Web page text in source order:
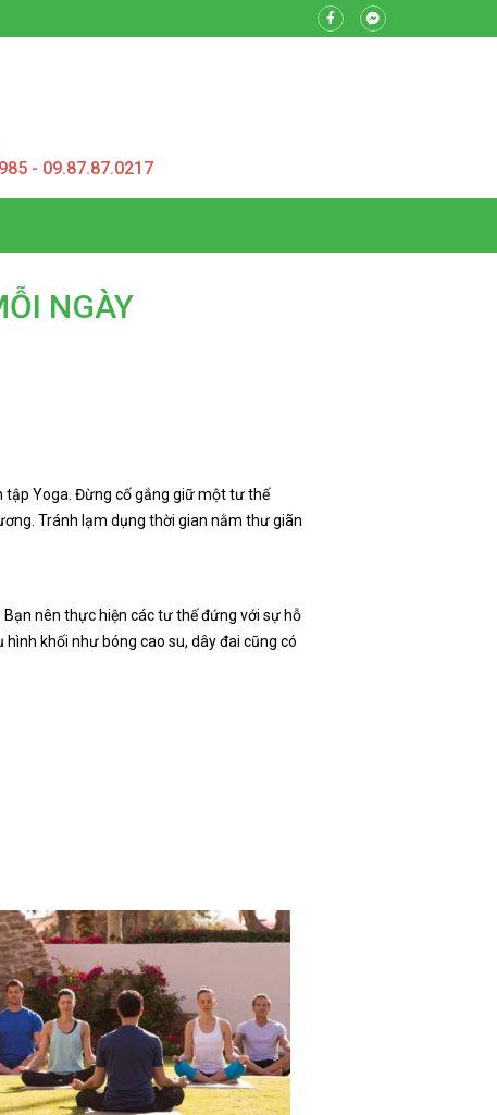
- 09.87.87.0217
NGÀY
tập Yoga. Đừng cố gắng giữ một tư thế
Tránh lạm dụng thời gian nằm thư giãn
nên thực hiện các tư thế đứng với sự hỗ
khối như bóng cao su, dây đai cũng có